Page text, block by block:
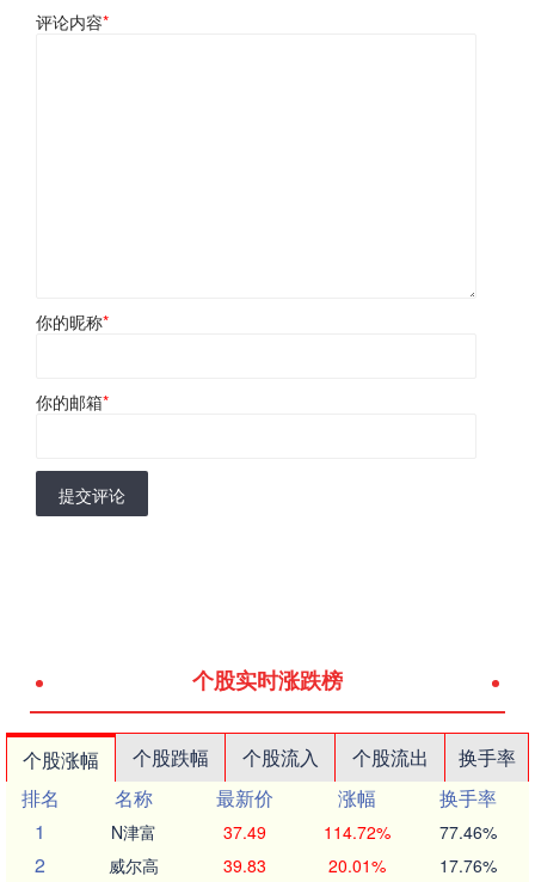
评论内容*
你的昵称*
你的邮箱*
提交评论
个股实时涨跌榜
个股涨幅 个股跌幅 个股流入 个股流出
换手率
排名
名称 最新价 涨幅
换手率
1
N津富 37.49 114.72% 77.46%
2 威尔高 39.83 20.01% 17.76%